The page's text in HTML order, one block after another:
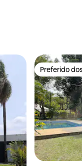
Preferido
Preferido